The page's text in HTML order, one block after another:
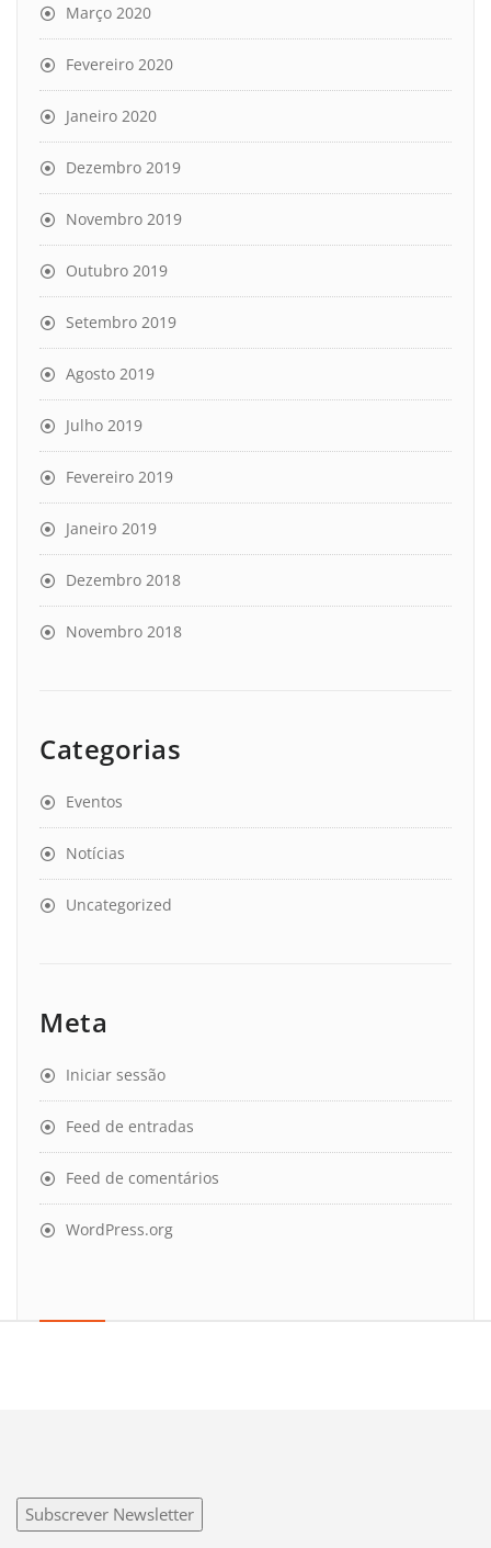
Março 2020
Fevereiro 2020
Janeiro 2020
Dezembro 2019
Novembro 2019
Outubro 2019
Setembro 2019
Agosto 2019
Julho 2019
Fevereiro 2019
Janeiro 2019
Dezembro 2018
Novembro 2018
Categorias
Eventos
Notícias
Uncategorized
Meta
Iniciar sessão
Feed de entradas
Feed de comentários
WordPress.org
Subscrever Newsletter